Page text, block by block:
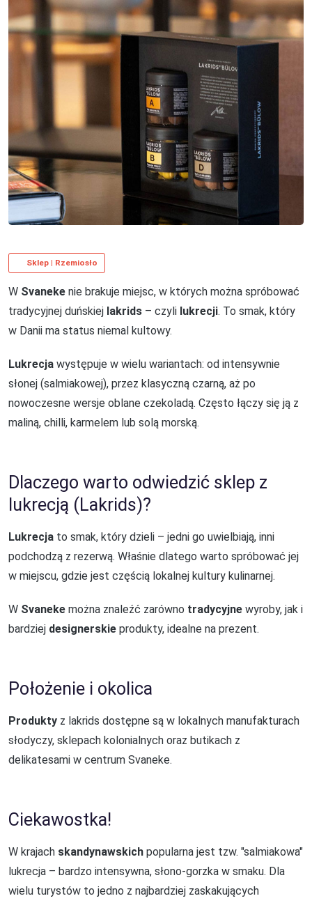
Sklep | Rzemiosło
W Svaneke nie brakuje miejsc, w których można spróbować
tradycyjnej duńskiej lakrids – czyli lukrecji. To smak, który
w Danii ma status niemal kultowy.
Lukrecja występuje w wielu wariantach: od intensywnie
słonej (salmiakowej), przez klasyczną czarną, aż po
nowoczesne wersje oblane czekoladą. Często łączy się ją z
maliną, chilli, karmelem lub solą morską.
Dlaczego warto odwiedzić sklep z
lukrecją (Lakrids)?
Lukrecja to smak, który dzieli – jedni go uwielbiają, inni
podchodzą z rezerwą. Właśnie dlatego warto spróbować jej
w miejscu, gdzie jest częścią lokalnej kultury kulinarnej.
W Svaneke można znaleźć zarówno tradycyjne wyroby, jak i
bardziej designerskie produkty, idealne na prezent.
Położenie i okolica
Produkty z lakrids dostępne są w lokalnych manufakturach
słodyczy, sklepach kolonialnych oraz butikach z
delikatesami w centrum Svaneke.
Ciekawostka!
W krajach skandynawskich popularna jest tzw. "salmiakowa"
lukrecja – bardzo intensywna, słono-gorzka w smaku. Dla
wielu turystów to jedno z najbardziej zaskakujących